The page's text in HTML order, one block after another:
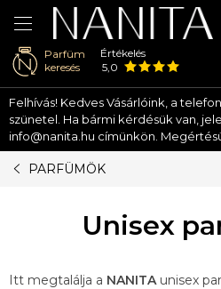
Ugrás
fő
tartalomhoz
Parfüm
keresés
Értékelés
5,0
Felhívás! Kedves Vásárlóink, a
szünetel. Ha bármi kérdésük van,
info@nanita.hu címünkön.
PARFÜMÖK
Unisex
Itt megtalálja a NANITAunisex